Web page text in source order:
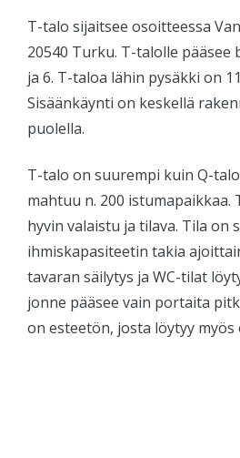
T-talo sijaitsee osoitteessa
20540 Turku. T-talolle pääsee
ja 6. T-taloa lähin pysäkki on
Sisäänkäynti on keskellä
puolella.
T-talo on suurempi kuin Q-
mahtuu n. 200 istumapaikkaa.
hyvin valaistu ja tilava. Tila on
ihmiskapasiteetin takia
tavaran säilytys ja WC-tilat
jonne pääsee vain portaita
on esteetön, josta löytyy myös